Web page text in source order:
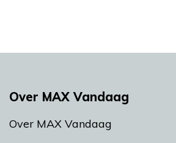
Over MAX Vandaag
Over MAX Vandaag